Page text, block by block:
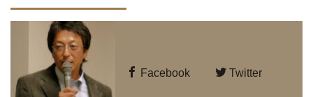
Facebook Twitter